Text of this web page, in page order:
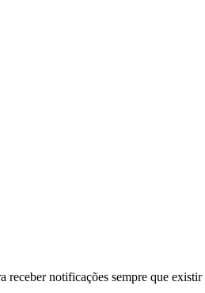
receber notificações sempre que